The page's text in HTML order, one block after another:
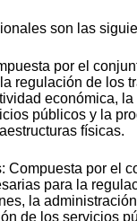
son las
por el
regulación de los
económica, la
públicos y la
físicas.
Compuesta por el
para la
la
de los servicios